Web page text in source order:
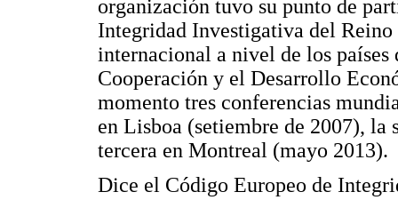
organización tuvo su punto de
Integridad Investigativa del
internacional a nivel de los
Cooperación y el Desarrollo
momento tres conferencias
en Lisboa (setiembre de 2007),
tercera en Montreal (mayo 2013).
Dice el Código Europeo de